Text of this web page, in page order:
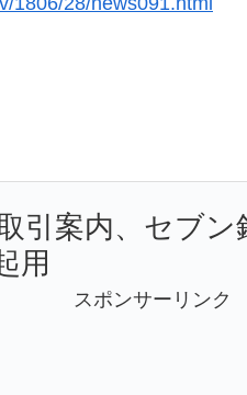
引案内、セブ
用
スポンサーリンク